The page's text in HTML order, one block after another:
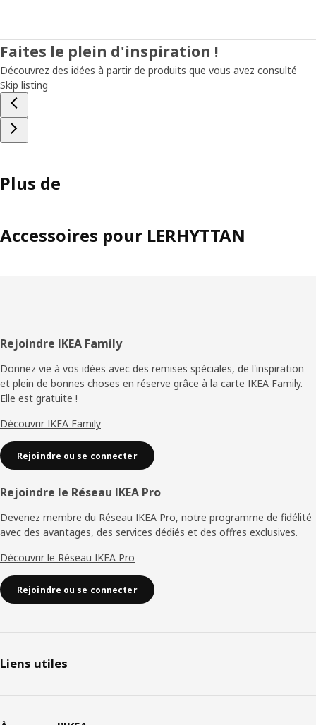
Faites le plein d'inspiration !
Découvrez des idées à partir de produits que vous avez consulté
Skip listing
Plus de
Accessoires pour LERHYTTAN
Pied
de
page
Rejoindre IKEA Family
Donnez vie à vos idées avec des remises spéciales, de l'inspiration
et plein de bonnes choses en réserve grâce à la carte IKEA Family.
Elle est gratuite !
Découvrir IKEA Family
Rejoindre ou se connecter
Rejoindre le Réseau IKEA Pro
Devenez membre du Réseau IKEA Pro, notre programme de fidélité
avec des avantages, des services dédiés et des offres exclusives.
Découvrir le Réseau IKEA Pro
Rejoindre ou se connecter
Liens utiles